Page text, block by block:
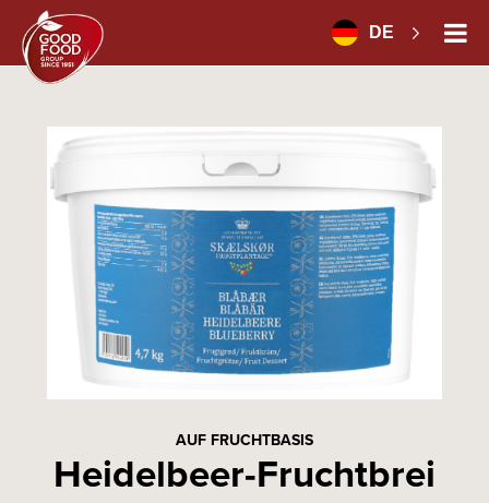
DE
AUF FRUCHTBASIS
Heidelbeer-Fruchtbrei